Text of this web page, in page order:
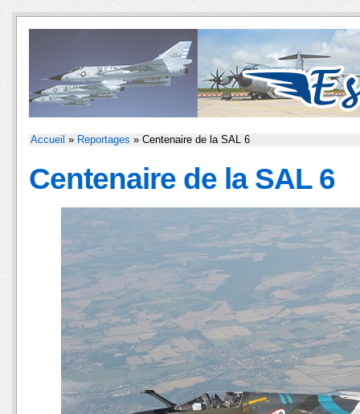
Accueil » Reportages » Centenaire de la SAL 6
Centenaire de la SAL 6